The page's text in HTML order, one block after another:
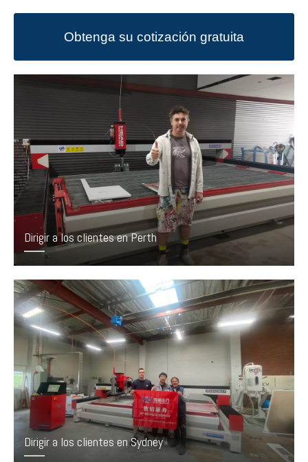
Obtenga su cotización gratuita
ahora
Dirigir a los clientes en Perth
Dirigir a los clientes en Sydney